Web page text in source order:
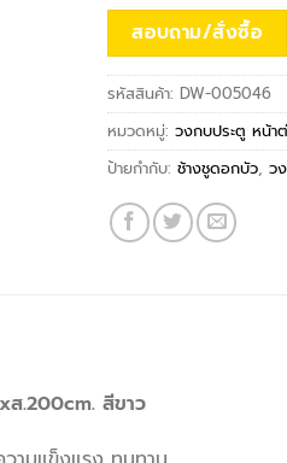
สอบถาม/สั่งซื้อ
รหัสสินค้า:DW-005046
หมวดหมู่:วงกบประตู หน้า
ป้ายกำกับ:ช้างชูดอกบัว,ว
ส.200cm. สีขาว